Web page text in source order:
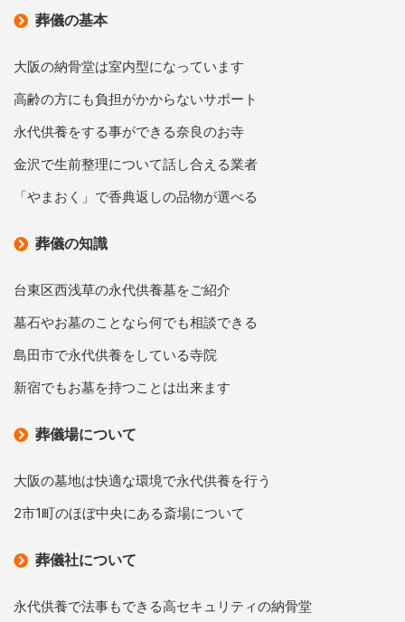
葬儀の基本
大阪の納骨堂は室内型になっています
高齢の方にも負担がかからないサポート
永代供養をする事ができる奈良のお寺
金沢で生前整理について話し合える業者
「やまおく」で香典返しの品物が選べる
葬儀の知識
台東区西浅草の永代供養墓をご紹介
墓石やお墓のことなら何でも相談できる
島田市で永代供養をしている寺院
新宿でもお墓を持つことは出来ます
葬儀場について
大阪の墓地は快適な環境で永代供養を行う
2市1町のほぼ中央にある斎場について
葬儀社について
永代供養で法事もできる高セキュリティの納骨堂